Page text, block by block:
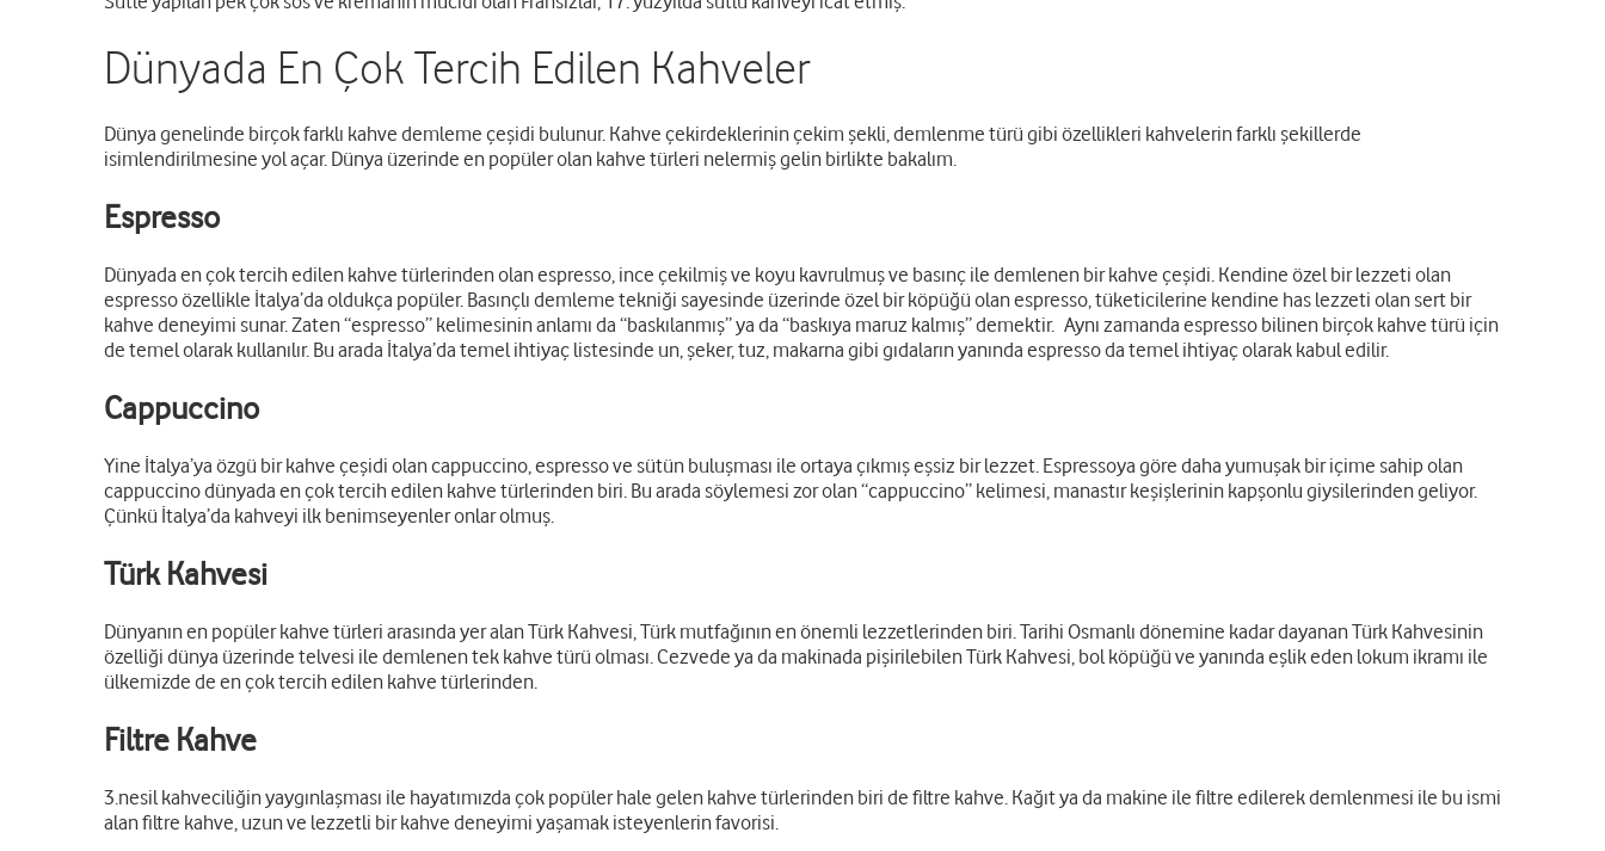
Dünyada En Çok Tercih Edilen Kahveler
Dünya genelinde birçok farklı kahve demleme çeşidi bulunur. Kahve çekirdeklerinin çekim şekli, demlenme türü gibi özellikleri kahvelerin farklı şekillerde
isimlendirilmesine yol açar. Dünya üzerinde en popüler olan kahve türleri nelermiş gelin birlikte bakalım.
Espresso
Dünyada en çok tercih edilen kahve türlerinden olan espresso, ince çekilmiş ve koyu kavrulmuş ve basınç ile demlenen bir kahve çeşidi. Kendine özel bir lezzeti olan
espresso özellikle İtalya’da oldukça popüler. Basınçlı demleme tekniği sayesinde üzerinde özel bir köpüğü olan espresso, tüketicilerine kendine has lezzeti olan sert bir
kahve deneyimi sunar. Zaten “espresso” kelimesinin anlamı da “baskılanmış” ya da “baskıya maruz kalmış” demektir. Aynı zamanda espresso bilinen birçok kahve türü için
de temel olarak kullanılır. Bu arada İtalya’da temel ihtiyaç listesinde un, şeker, tuz, makarna gibi gıdaların yanında espresso da temel ihtiyaç olarak kabul edilir.
Cappuccino
Yine İtalya’ya özgü bir kahve çeşidi olan cappuccino, espresso ve sütün buluşması ile ortaya çıkmış eşsiz bir lezzet. Espressoya göre daha yumuşak bir içime sahip olan
cappuccino dünyada en çok tercih edilen kahve türlerinden biri. Bu arada söylemesi zor olan “cappuccino” kelimesi, manastır keşişlerinin kapşonlu giysilerinden geliyor.
Çünkü İtalya’da kahveyi ilk benimseyenler onlar olmuş.
Türk Kahvesi
Dünyanın en popüler kahve türleri arasında yer alan Türk Kahvesi, Türk mutfağının en önemli lezzetlerinden biri. Tarihi Osmanlı dönemine kadar dayanan Türk Kahvesinin
özelliği dünya üzerinde telvesi ile demlenen tek kahve türü olması. Cezvede ya da makinada pişirilebilen Türk Kahvesi, bol köpüğü ve yanında eşlik eden lokum ikramı ile
ülkemizde de en çok tercih edilen kahve türlerinden.
Filtre Kahve
3.nesil kahveciliğin yaygınlaşması ile hayatımızda çok popüler hale gelen kahve türlerinden biri de filtre kahve. Kağıt ya da makine ile filtre edilerek demlenmesi ile bu ismi
alan filtre kahve, uzun ve lezzetli bir kahve deneyimi yaşamak isteyenlerin favorisi.